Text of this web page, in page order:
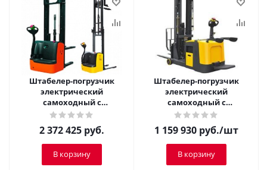
Штабелер-погрузчик
электрический
самоходный с
платформой TOR 2,0 т 5,5
2 372 425 руб.
В корзину
Штабелер-погрузчик
электрический
самоходный с
платформой TOR 1,5 т 3,5
м CPD15R
1 159 930 руб./шт
В корзину